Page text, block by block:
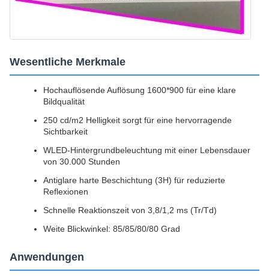
Wesentliche Merkmale
Hochauflösende Auflösung 1600*900 für eine klare
Bildqualität
250 cd/m2 Helligkeit sorgt für eine hervorragende
Sichtbarkeit
WLED-Hintergrundbeleuchtung mit einer Lebensdauer
von 30.000 Stunden
Antiglare harte Beschichtung (3H) für reduzierte
Reflexionen
Schnelle Reaktionszeit von 3,8/1,2 ms (Tr/Td)
Weite Blickwinkel: 85/85/80/80 Grad
Anwendungen